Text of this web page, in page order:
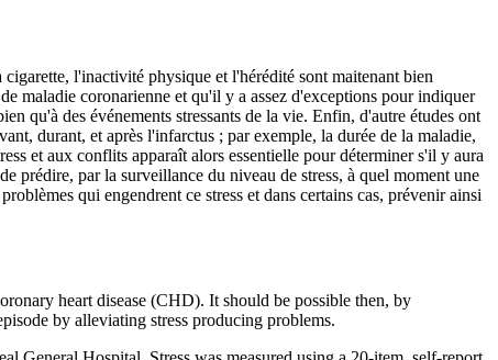
l'inactivité physique et l'hérédité sont maitenant bien
maladie coronarienne et qu'il y a assez d'exceptions pour indiquer
qu'à des événements stressants de la vie. Enfin, d'autre études ont
durant, et après l'infarctus ; par exemple, la durée de la maladie,
et aux conflits apparaît alors essentielle pour déterminer s'il y aura
prédire, par la surveillance du niveau de stress, à quel moment une
qui engendrent ce stress et dans certains cas, prévenir ainsi
heart disease (CHD). It should be possible then, by
by alleviating stress producing problems.